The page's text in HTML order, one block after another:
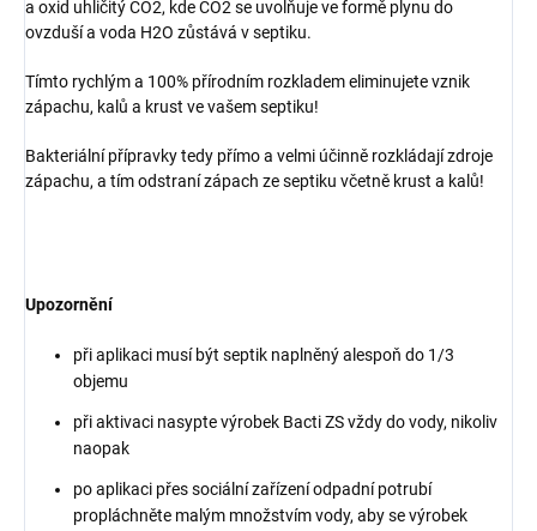
a oxid uhličitý CO2, kde CO2 se uvolňuje ve formě plynu do
ovzduší a voda H2O zůstává v septiku.
Tímto rychlým a 100% přírodním rozkladem eliminujete vznik
zápachu, kalů a krust ve vašem septiku!
Bakteriální přípravky tedy přímo a velmi účinně rozkládají zdroje
zápachu, a tím odstraní zápach ze septiku včetně krust a kalů!
Upozornění
při aplikaci musí být septik naplněný alespoň do 1/3
objemu
při aktivaci nasypte výrobek Bacti ZS vždy do vody, nikoliv
naopak
po aplikaci přes sociální zařízení odpadní potrubí
propláchněte malým množstvím vody, aby se výrobek